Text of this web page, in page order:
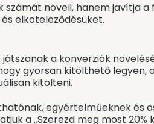
számát növeli, hanem javítja
elköteleződésüket.
a konverziók
gyorsan kitölthető
kitölteni.
egyértelműeknek és
a „Szerezd meg most